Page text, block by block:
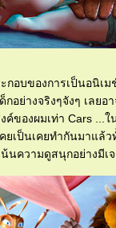
กอบของการเป็นอนิเ
กอย่างจริงๆจังๆ เล
ของผมเท่า Cars
เป็นเคยทำกันมาแล้
นความดูสนุกอย่างมีเจ